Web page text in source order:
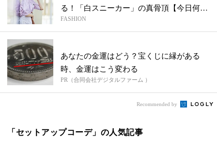
る！「白スニーカー」の真骨頂【今日何着
る？...
FASHION
あなたの金運はどう？宝くじに縁がある
時、金運はこう変わる
PR（合同会社デジタルファーム ）
Recommended by
「セットアップコーデ」の人気記事